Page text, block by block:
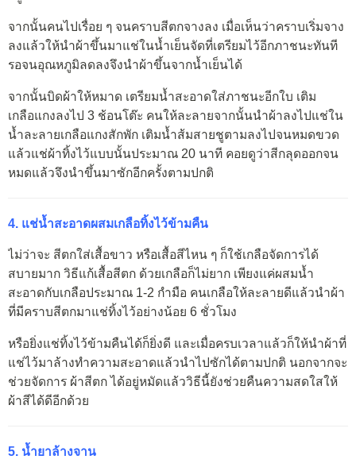
จากนั้นคนไปเรื่อย ๆ จนคราบสีตกจางลง เมื่อเห็นว่าคราบเริ่มจาง
ลงแล้วให้นำผ้าขึ้นมาแช่ในน้ำเย็นจัดที่เตรียมไว้อีกภาชนะทันที
รอจนอุณหภูมิลดลงจึงนำผ้าขึ้นจากน้ำเย็นได้
จากนั้นบิดผ้าให้หมาด เตรียมน้ำสะอาดใส่ภาชนะอีกใบ เติม
เกลือแกงลงไป 3 ช้อนโต๊ะ คนให้ละลายจากนั้นนำผ้าลงไปแช่ใน
น้ำละลายเกลือแกงสักพัก เติมน้ำส้มสายชูตามลงไปจนหมดขวด
แล้วแช่ผ้าทิ้งไว้แบบนั้นประมาณ 20 นาที คอยดูว่าสีกลุดออกจน
หมดแล้วจึงนำขึ้นมาซักอีกครั้งตามปกติ
4. แช่น้ำสะอาดผสมเกลือทิ้งไว้ข้ามคืน
ไม่ว่าจะ สีตกใส่เสื้อขาว หรือเสื้อสีไหน ๆ ก็ใช้เกลือจัดการได้
สบายมาก วิธีแก้เสื้อสีตก ด้วยเกลือก็ไม่ยาก เพียงแค่ผสมน้ำ
สะอาดกับเกลือประมาณ 1-2 กำมือ คนเกลือให้ละลายดีแล้วนำผ้า
ที่มีคราบสีตกมาแช่ทิ้งไว้อย่างน้อย 6 ชั่วโมง
หรือยิ่งแช่ทิ้งไว้ข้ามคืนได้ก็ยิ่งดี และเมื่อครบเวลาแล้วก็ให้นำผ้าที่
แช่ไว้มาล้างทำความสะอาดแล้วนำไปซักได้ตามปกติ นอกจากจะ
ช่วยจัดการ ผ้าสีตก ได้อยู่หมัดแล้ววิธีนี้ยังช่วยคืนความสดใสให้
ผ้าสีได้ดีอีกด้วย
5. น้ำยาล้างจาน